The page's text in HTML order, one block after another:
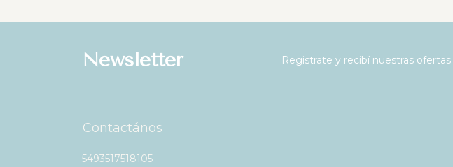
Newsletter Registrate y recibí nuestras ofertas.
Contactános
5493517518105